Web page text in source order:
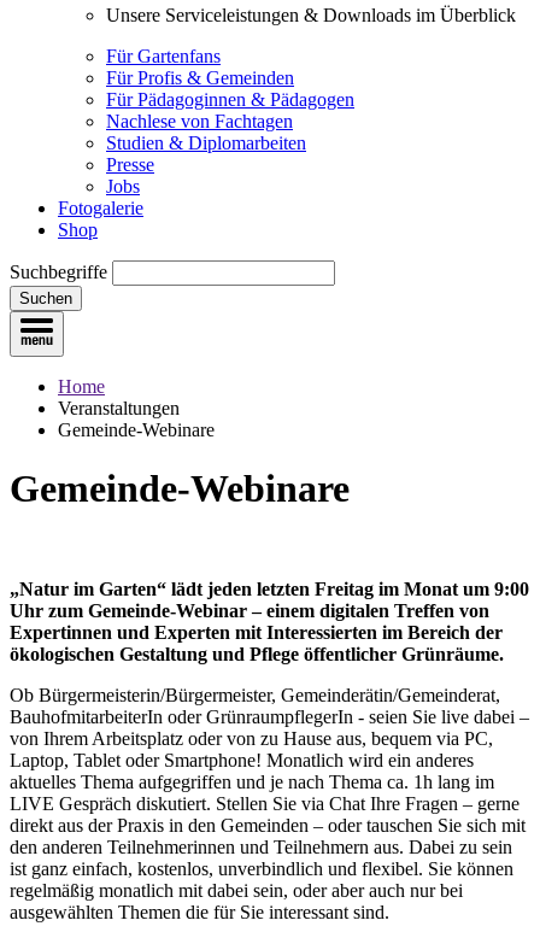
Unsere Serviceleistungen & Downloads im Überblick
Für Gartenfans
Für Profis & Gemeinden
Für Pädagoginnen & Pädagogen
Nachlese von Fachtagen
Studien & Diplomarbeiten
Presse
Jobs
Fotogalerie
Shop
Suchbegriffe
Suchen
Home
Veranstaltungen
Gemeinde-Webinare
Gemeinde-Webinare
„Natur im Garten“ lädt jeden letzten Freitag im Monat um 9:00
Uhr zum Gemeinde-Webinar – einem digitalen Treffen von
Expertinnen und Experten mit Interessierten im Bereich der
ökologischen Gestaltung und Pflege öffentlicher Grünräume.
Ob Bürgermeisterin/Bürgermeister, Gemeinderätin/Gemeinderat,
BauhofmitarbeiterIn oder GrünraumpflegerIn - seien Sie live dabei –
von Ihrem Arbeitsplatz oder von zu Hause aus, bequem via PC,
Laptop, Tablet oder Smartphone! Monatlich wird ein anderes
aktuelles Thema aufgegriffen und je nach Thema ca. 1h lang im
LIVE Gespräch diskutiert. Stellen Sie via Chat Ihre Fragen – gerne
direkt aus der Praxis in den Gemeinden – oder tauschen Sie sich mit
den anderen Teilnehmerinnen und Teilnehmern aus. Dabei zu sein
ist ganz einfach, kostenlos, unverbindlich und flexibel. Sie können
regelmäßig monatlich mit dabei sein, oder aber auch nur bei
ausgewählten Themen die für Sie interessant sind.